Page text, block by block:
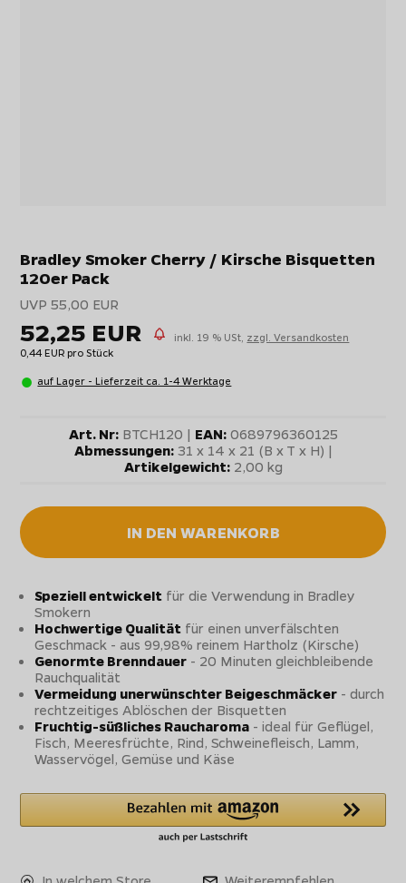
Bradley Smoker Cherry / Kirsche Bisquetten
120er Pack
UVP 55,00 EUR
52,25 EUR inkl. 19 % USt, zzgl. Versandkosten
0,44 EUR pro Stück
auf Lager - Lieferzeit ca. 1-4 Werktage
Art. Nr:BTCH120 | EAN:0689796360125
Abmessungen:31 x 14 x 21 (B x T x H) |
Artikelgewicht:2,00 kg
IN DEN WARENKORB
Speziell entwickelt für die Verwendung in Bradley
Smokern
Hochwertige Qualität für einen unverfälschten
Geschmack - aus 99,98% reinem Hartholz (Kirsche)
Genormte Brenndauer - 20 Minuten gleichbleibende
Rauchqualität
Vermeidung unerwünschter Beigeschmäcker - durch
rechtzeitiges Ablöschen der Bisquetten
Fruchtig-süßliches Raucharoma - ideal für Geflügel,
Fisch, Meeresfrüchte, Rind, Schweinefleisch, Lamm,
Wasservögel, Gemüse und Käse